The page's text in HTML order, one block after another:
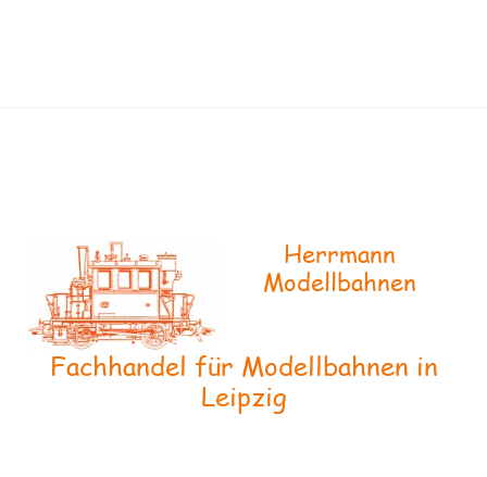
Herrmann
Modellbahnen
Fachhandel für Modellbahnen in
Leipzig